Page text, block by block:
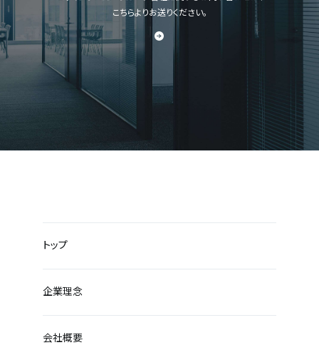
こちらよりお送りください。
トップ
企業理念
会社概要